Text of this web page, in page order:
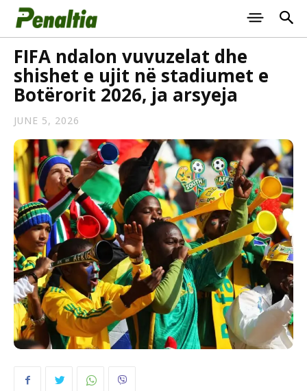
FIFA ndalon vuvuzelat dhe
shishet e ujit në stadiumet e
Botërorit 2026, ja arsyeja
JUNE 5, 2026